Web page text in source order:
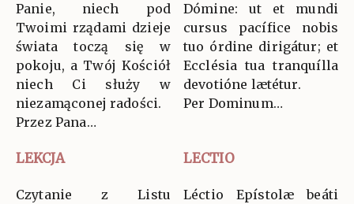
Panie, niech pod
Twoimi rządami dzieje
świata toczą się w
pokoju, a Twój Kościół
niech Ci służy w
niezamąconej radości.
Przez Pana…
Dómine: ut et mundi
cursus pacífice nobis
tuo órdine dirigátur; et
Ecclésia tua tranquílla
devotióne lætétur.
Per Dominum…
LEKCJA LECTIO
Czytanie z Listu
Léctio Epístolæ beáti